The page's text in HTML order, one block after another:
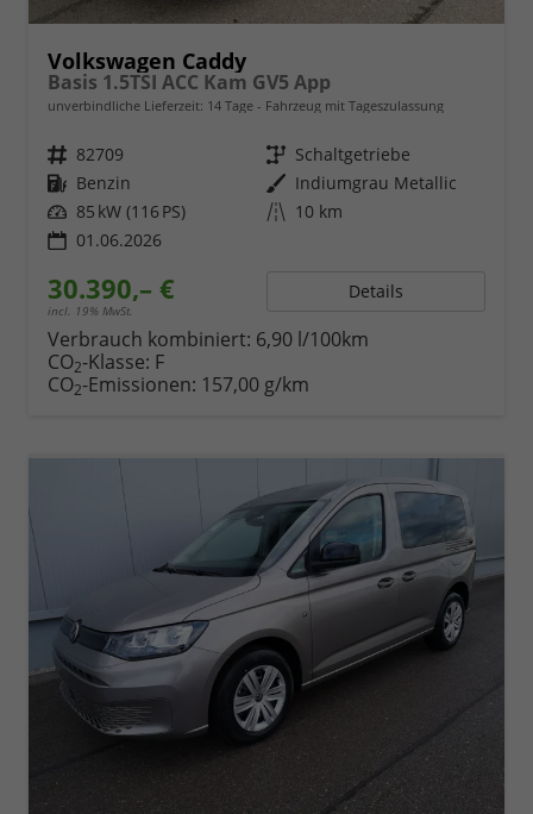
Volkswagen Caddy
Basis 1.5TSI ACC Kam GV5 App
unverbindliche Lieferzeit: 14 Tage Fahrzeug mit Tageszulassung
Fahrzeugnr. 82709 Getriebe Schaltgetriebe
Kraftstoff Benzin Außenfarbe Indiumgrau Metallic
Leistung 85 kW (116 PS) Kilometerstand 10 km
01.06.2026
30.390,– €
incl. 19% MwSt.
Details
Verbrauch kombiniert: 6,90 l/100km
CO2-Klasse: F
CO2-Emissionen: 157,00 g/km